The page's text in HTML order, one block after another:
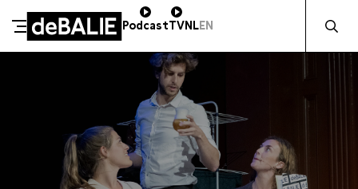
Meteen naar de content
De Balie
PodcastTVNLEN